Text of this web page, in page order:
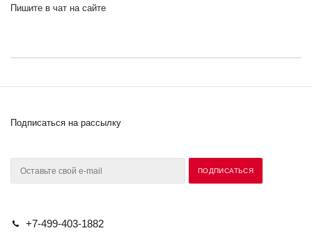
Пишите в чат на сайте
Подписаться на рассылку
+7-499-403-1882